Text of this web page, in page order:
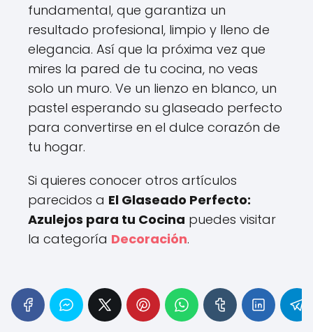
fundamental, que garantiza un
resultado profesional, limpio y lleno de
elegancia. Así que la próxima vez que
mires la pared de tu cocina, no veas
solo un muro. Ve un lienzo en blanco, un
pastel esperando su glaseado perfecto
para convertirse en el dulce corazón de
tu hogar.
Si quieres conocer otros artículos
parecidos a El Glaseado Perfecto:
Azulejos para tu Cocina puedes visitar
la categoría Decoración.